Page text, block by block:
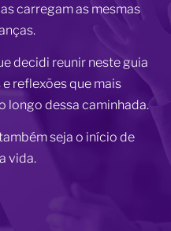
carregam as mesmas
decidi reunir neste guia
reflexões que mais
longo dessa caminhada.
seja o início de
vida.